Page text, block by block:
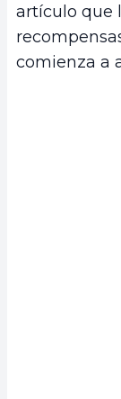
artículo que
comienza a